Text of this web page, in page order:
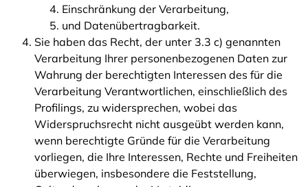
Einschränkung der Verarbeitung,
und Datenübertragbarkeit.
Sie haben das Recht, der unter 3.3 c) genannten
Verarbeitung Ihrer personenbezogenen Daten zur
Wahrung der berechtigten Interessen des für die
Verarbeitung Verantwortlichen, einschließlich des
Profilings, zu widersprechen, wobei das
Widerspruchsrecht nicht ausgeübt werden kann,
wenn berechtigte Gründe für die Verarbeitung
vorliegen, die Ihre Interessen, Rechte und Freiheiten
überwiegen, insbesondere die Feststellung,